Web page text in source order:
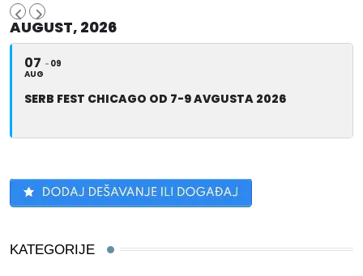
AUGUST, 2026
07
AUG
09
SERB FEST CHICAGO OD 7-9 AVGUSTA 2026
KATEGORIJE